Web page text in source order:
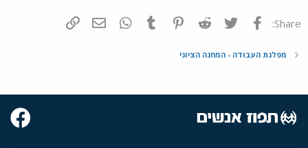
Share: פייסבוק Twitter
Reddit
Pinterest
Tumblr
WhatsAppדואר אלקטרוני
מפלגת העבודה - המחנה הציוני